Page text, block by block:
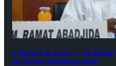
« Aïcha à la barre ! » de
où l’amour devient procès